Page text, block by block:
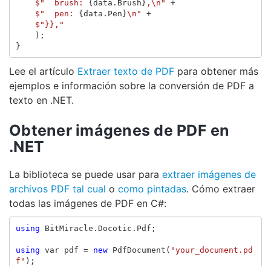
$"  brush: {data . Brush} ,\n"
+
$"  pen: {data . Pen}\n"
+
$"}},"
);
}
Lee el artículo Extraer texto de PDF para obtener más
ejemplos e información sobre la conversión de PDF a
texto en .NET.
Obtener imágenes de PDF en
.NET
La biblioteca se puede usar para extraer imágenes de
archivos PDF tal cual o como pintadas. Cómo extraer
todas las imágenes de PDF en C#:
using BitMiracle.Docotic.Pdf ;
using var pdf = new PdfDocument ( "your_document.pd
f" );